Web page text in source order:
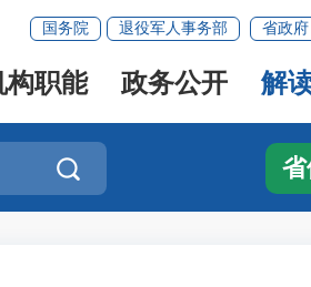
国务院 退役军人事务部 省政府
构职能 政务公开 解
